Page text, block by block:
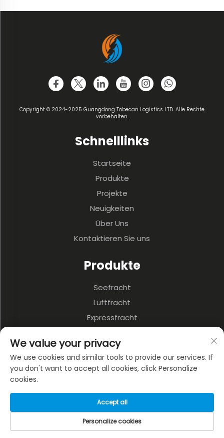
Copyright © 2024-2025 Guangdong Tobecan Logistics LTD. Alle Rechte
vorbehalten.
Schnelllinks
Startseite
Produkte
Projekte
Neuigkeiten
Über Uns
Kontaktieren Sie uns
Produkte
Seefracht
Luftfracht
Expressfracht
Binnenverkehr
Mehrschichtiger Verkehr
ÜBER DAS UNTERNEHMEN
Datenschutzrichtlinie
We value your privacy
We use cookies and similar tools to provide our services. If
you don't want to accept all cookies, click Personalize
cookies.
Personalize cookies
Accept all